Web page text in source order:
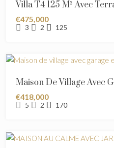
Villa T4 125 M² Avec
€475,000
3 2 125
Maison De Village Avec
€418,000
5 2 170